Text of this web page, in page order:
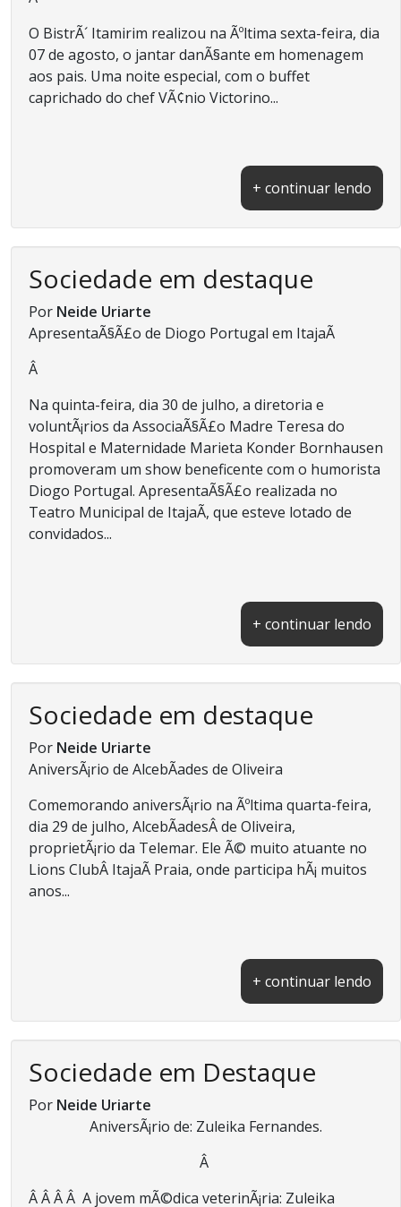
O BistrÃ´ Itamirim realizou na Ãºltima sexta-feira, dia
07 de agosto, o jantar danÃ§ante em homenagem
aos pais. Uma noite especial, com o buffet
caprichado do chef VÃ¢nio Victorino...
+ continuar lendo
Sociedade em destaque
Por Neide Uriarte
ApresentaÃ§Ã£o de Diogo Portugal em ItajaÃ­
Â
Na quinta-feira, dia 30 de julho, a diretoria e
voluntÃ¡rios da AssociaÃ§Ã£o Madre Teresa do
Hospital e Maternidade Marieta Konder Bornhausen
promoveram um show beneficente com o humorista
Diogo Portugal. ApresentaÃ§Ã£o realizada no
Teatro Municipal de ItajaÃ­, que esteve lotado de
convidados...
+ continuar lendo
Sociedade em destaque
Por Neide Uriarte
AniversÃ¡rio de AlcebÃ­ades de Oliveira
Comemorando aniversÃ¡rio na Ãºltima quarta-feira,
dia 29 de julho, AlcebÃ­adesÂ de Oliveira,
proprietÃ¡rio da Telemar. Ele Ã© muito atuante no
Lions ClubÂ ItajaÃ­ Praia, onde participa hÃ¡ muitos
anos...
+ continuar lendo
Sociedade em Destaque
Por Neide Uriarte
AniversÃ¡rio de: Zuleika Fernandes.
Â
Â Â Â Â A jovem mÃ©dica veterinÃ¡ria: Zuleika